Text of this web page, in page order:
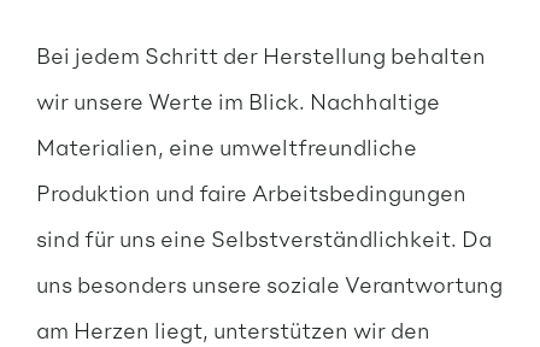
Bei jedem Schritt der Herstellung behalten
wir unsere Werte im Blick. Nachhaltige
Materialien, eine umweltfreundliche
Produktion und faire Arbeitsbedingungen
sind für uns eine Selbstverständlichkeit. Da
uns besonders unsere soziale Verantwortung
am Herzen liegt, unterstützen wir den